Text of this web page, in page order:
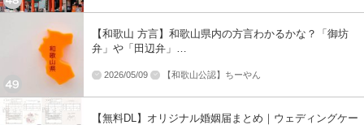
【和歌山 方言】和歌山県内の方言わかるかな？「御坊
弁」や「田辺弁」…
2026/05/09 【和歌山公認】ちーやん
【無料DL】オリジナル婚姻届まとめ｜ウェディングケー